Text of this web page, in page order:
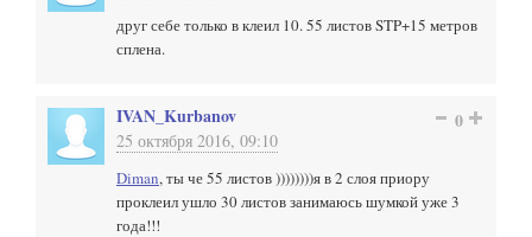
друг себе только в клеил 10. 55 листов STP+15 метров
сплена.
IVAN_Kurbanov
25 октября 2016, 09:10
0
Diman, ты че 55 листов ))))))))я в 2 слоя приору
проклеил ушло 30 листов занимаюсь шумкой уже 3
года!!!